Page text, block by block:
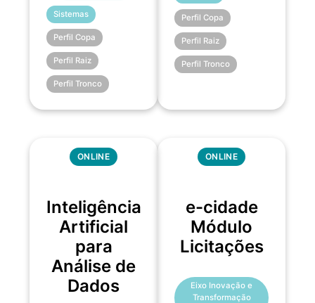
Sistemas
Perfil Copa
Perfil Raiz
Perfil Tronco
Perfil Copa
Perfil Raiz
Perfil Tronco
ONLINE
Inteligência
Artificial
para
Análise de
Dados
ONLINE
e-cidade
Módulo
Licitações
Eixo Inovação e
Transformação